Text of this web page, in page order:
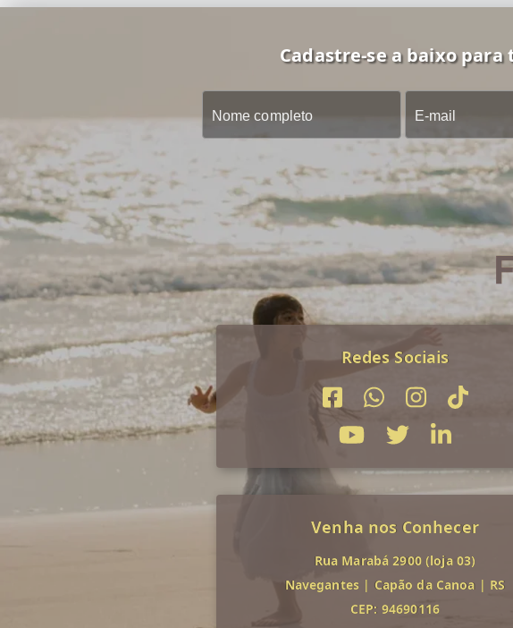
Cadastre-se a baixo
Redes Sociais
Venha nos Conhecer
Rua Marabá 2900 (loja 03)
Navegantes | Capão da Canoa | RS
CEP: 94690116